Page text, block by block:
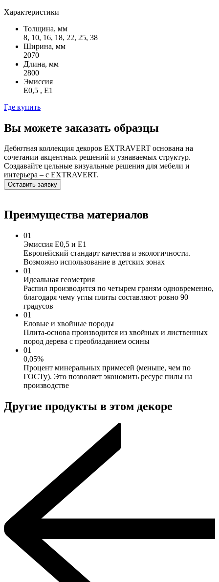
Характеристики
Толщина, мм
8, 10, 16, 18, 22, 25, 38
Ширина, мм
2070
Длина, мм
2800
Эмиссия
Е0,5 , Е1
Где купить
Вы можете заказать образцы
Дебютная коллекция декоров EXTRAVERT основана на
сочетании акцентных решений и узнаваемых структур.
Создавайте цельные визуальные решения для мебели и
интерьера – с EXTRAVERT.
Оставить заявку
Преимущества материалов
01
Эмиссия Е0,5 и Е1
Европейский стандарт качества и экологичности.
Возможно использование в детских зонах
01
Идеальная геометрия
Распил производится по четырем граням одновременно,
благодаря чему углы плиты составляют ровно 90
градусов
01
Еловые и хвойные породы
Плита-основа производится из хвойных и лиственных
пород дерева с преобладанием осины
01
0,05%
Процент минеральных примесей (меньше, чем по
ГОСТу). Это позволяет экономить ресурс пилы на
производстве
Другие продукты в этом декоре